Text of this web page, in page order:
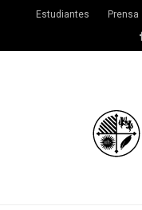
Estudiantes Prensa